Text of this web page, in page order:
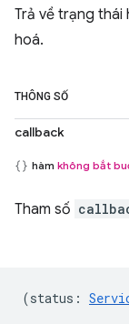
Trả về trạng
hoá.
THÔNG SỐ
callback
hàm không bắt
Tham số
(status :